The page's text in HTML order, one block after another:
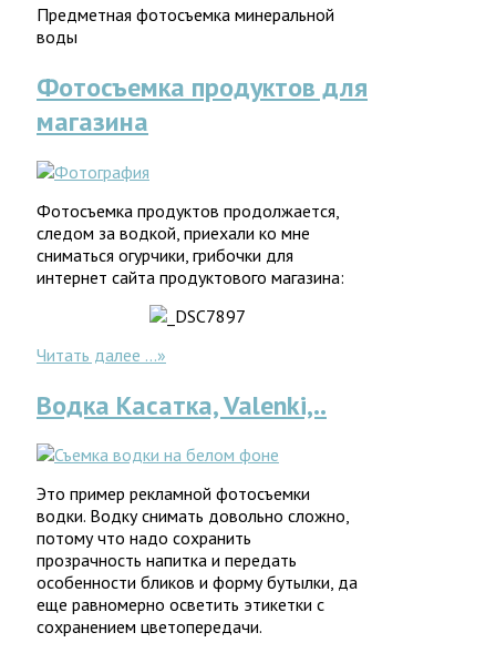
Предметная фотосъемка минеральной
воды
Фотосъемка продуктов для
магазина
Фотосъемка продуктов продолжается,
следом за водкой, приехали ко мне
сниматься огурчики, грибочки для
интернет сайта продуктового магазина:
Читать далее ...»
Водка Касатка, Valenki,..
Это пример рекламной фотосъемки
водки. Водку снимать довольно сложно,
потому что надо сохранить
прозрачность напитка и передать
особенности бликов и форму бутылки, да
еще равномерно осветить этикетки с
сохранением цветопередачи.